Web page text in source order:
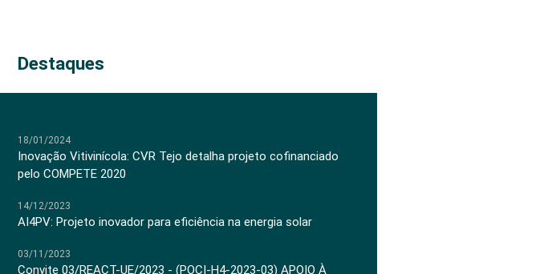
Destaques
18/01/2024
Inovação Vitivinícola: CVR Tejo detalha projeto cofinanciado
pelo COMPETE 2020
14/12/2023
AI4PV: Projeto inovador para eficiência na energia solar
03/11/2023
Convite 03/REACT-UE/2023 - (POCI-H4-2023-03) APOIO À